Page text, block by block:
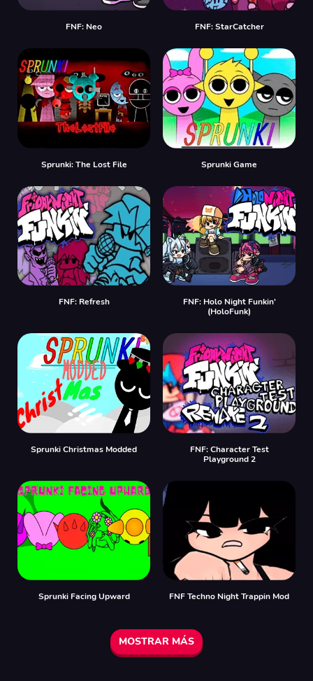
FNF: Neo FNF: StarCatcher
Sprunki: The Lost File Sprunki Game
FNF: Refresh
FNF: Holo Night Funkin'
(HoloFunk)
Sprunki Christmas Modded
FNF: Character Test
Playground 2
Sprunki Facing Upward FNF Techno Night Trappin Mod
MOSTRAR MÁS